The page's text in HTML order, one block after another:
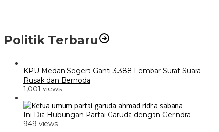
Politik Terbaru
KPU Medan Segera Ganti 3.388 Lembar Surat Suara
Rusak dan Bernoda
1,001 views
Ini Dia Hubungan Partai Garuda dengan Gerindra
949 views